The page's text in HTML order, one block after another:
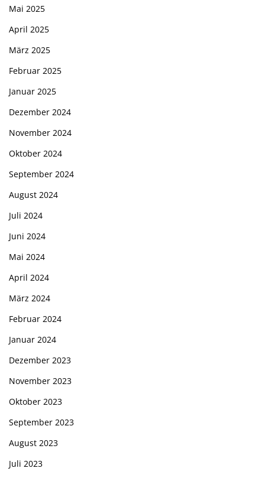
Mai 2025
April 2025
März 2025
Februar 2025
Januar 2025
Dezember 2024
November 2024
Oktober 2024
September 2024
August 2024
Juli 2024
Juni 2024
Mai 2024
April 2024
März 2024
Februar 2024
Januar 2024
Dezember 2023
November 2023
Oktober 2023
September 2023
August 2023
Juli 2023